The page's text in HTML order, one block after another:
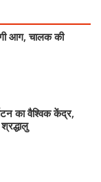
आग, चालक की
का वैश्विक केंद्र,